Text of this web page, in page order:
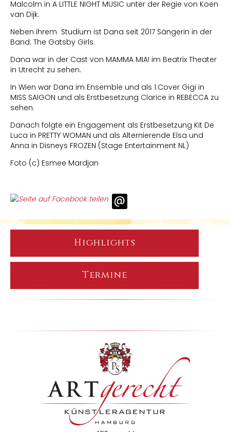
Malcolm in A LITTLE NIGHT MUSIC unter der Regie von Koen
van Dijk.
Neben ihrem Studium ist Dana seit 2017 Sängerin in der
Band: The Gatsby Girls.
Dana war in der Cast von MAMMA MIA! im Beatrix Theater
in Utrecht zu sehen.
In Wien war Dana im Ensemble und als 1.Cover Gigi in
MISS SAIGON und als Erstbesetzung Clarice in REBECCA zu
sehen.
Danach folgte ein Engagement als Erstbesetzung Kit De
Luca in PRETTY WOMAN und als Alternierende Elsa und
Anna in Disneys FROZEN (Stage Entertainment NL)
Foto (c) Esmee Mardjan
Highlights
Termine